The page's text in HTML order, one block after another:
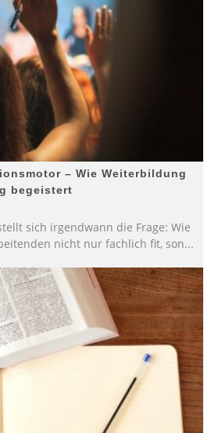
– Wie Weiterbildung
begeistert
sich irgendwann die Frage: Wie
nicht nur fachlich fit, son...